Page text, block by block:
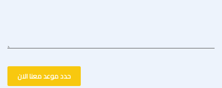
حدد موعد معنا الان